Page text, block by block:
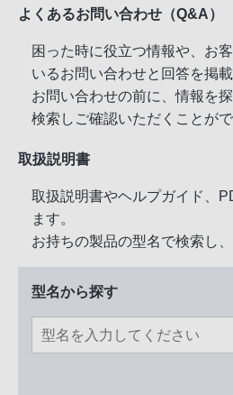
よくあるお問い合わせ（Q&A）
困った時に役立つ情報や、お
いるお問い合わせと回答を掲載
お問い合わせの前に、情報を
検索しご確認いただくことがで
取扱説明書
取扱説明書やヘルプガイド、
ます。
お持ちの製品の型名で検索し
型名から探す